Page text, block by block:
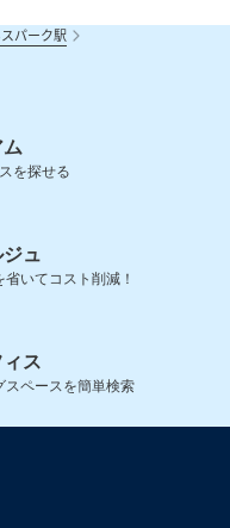
パーク駅
を探せる
ュ
いてコスト削減！
ス
スペースを簡単検索